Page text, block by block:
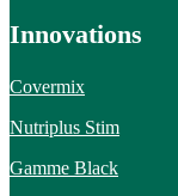
Innovations
Covermix
Nutriplus Stim
Gamme Black